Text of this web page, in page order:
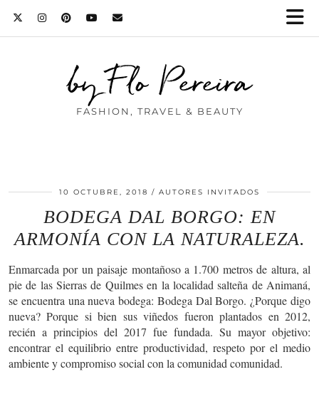
by Flo Pereira
FASHION, TRAVEL & BEAUTY
10 OCTUBRE, 2018 AUTORES INVITADOS
BODEGA DAL BORGO: EN
ARMONÍA CON LA NATURALEZA.
Enmarcada por un paisaje montañoso a 1.700 metros de altura, al
pie de las Sierras de Quilmes en la localidad salteña de Animaná,
se encuentra una nueva bodega: Bodega Dal Borgo. ¿Porque digo
nueva? Porque si bien sus viñedos fueron plantados en 2012,
recién a principios del 2017 fue fundada. Su mayor objetivo:
encontrar el equilibrio entre productividad, respeto por el medio
ambiente y compromiso social con la comunidad comunidad.